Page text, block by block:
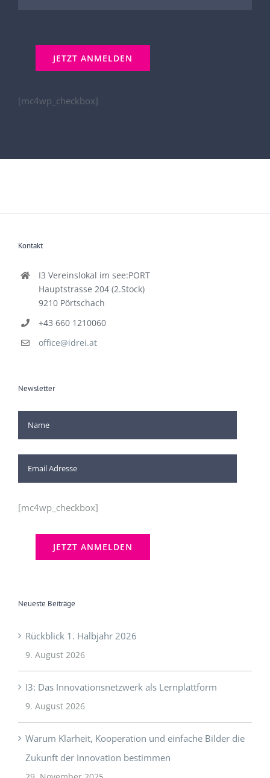
[mc4wp_checkbox]
Kontakt
I3 Vereinslokal im see:PORT
Hauptstrasse 204 (2.Stock)
9210 Pörtschach
+43 660 1210060
office@idrei.at
Newsletter
[mc4wp_checkbox]
Neueste Beiträge
Rückblick 1. Halbjahr 2026
9. August 2026
I3: Das Innovationsnetzwerk als Lernplattform
9. August 2026
Warum Klarheit, Kooperation und einfache Bilder die
Zukunft der Innovation bestimmen